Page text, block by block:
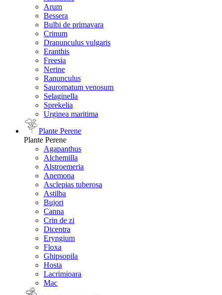
Arum
Bessera
Bulbi de primavara
Crinum
Dranunculus vulgaris
Eranthis
Freesiа
Nerine
Ranunculus
Sauromatum venosum
Selaginella
Sprekelia
Urginea maritima
Plante Perene
Plante Perene
Agapanthus
Alchemilla
Alstroemeria
Anemona
Asclepias tuberosa
Astilba
Bujori
Canna
Crin de zi
Dicentra
Eryngium
Floxa
Ghipsopila
Hosta
Lacrimioara
Mac